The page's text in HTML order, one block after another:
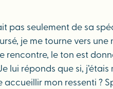
seulement de sa
je me tourne vers
le ton est
lui réponds que si,
mon ressenti ?